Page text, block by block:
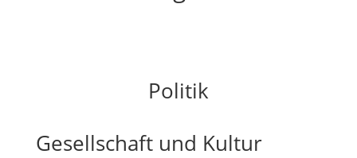
Politik
Gesellschaft und Kultur